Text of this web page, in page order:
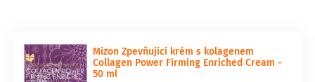
Mizon Zpevňující krém s kolagenem
Collagen Power Firming Enriched Cream -
50 ml